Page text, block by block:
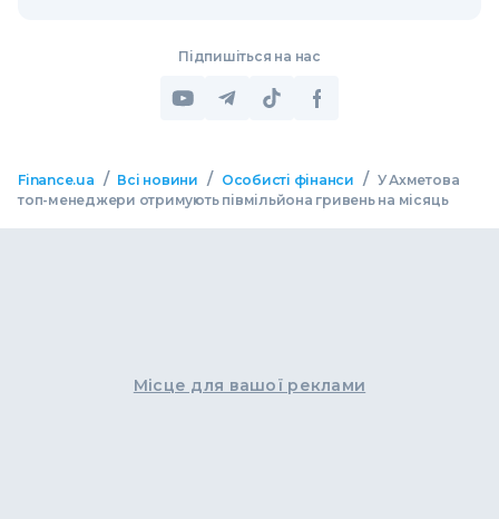
Підпишіться на нас
Finance.ua / Всі новини / Особисті фінанси / У Ахметова
топ-менеджери отримують півмільйона гривень на місяць
Місце для вашої реклами